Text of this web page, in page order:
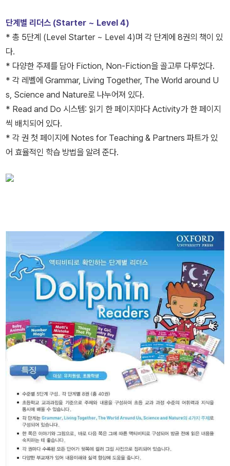
단계별 리더스 (Starter ~ Level 4)
* 총 5단계 (Level Starter ~ Level 4)며 각 단계에 8권의 책이 있
다.
* 다양한 주제를 담아 Fiction, Non-Fiction을 골고루 다루었다.
* 각 레벨에 Grammar, Living Together, The World around U
s, Science and Nature로 나누어져 있다.
* Read and Do 시스템: 읽기 한 페이지마다 Activity가 한 페이지
씩 배치되어 있다.
* 각 권 첫 페이지에 Notes for Teaching & Partners 파트가 있
어 효율적인 학습 방법을 알려 준다.